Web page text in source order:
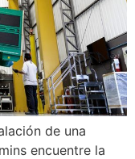
de una
encuentre la